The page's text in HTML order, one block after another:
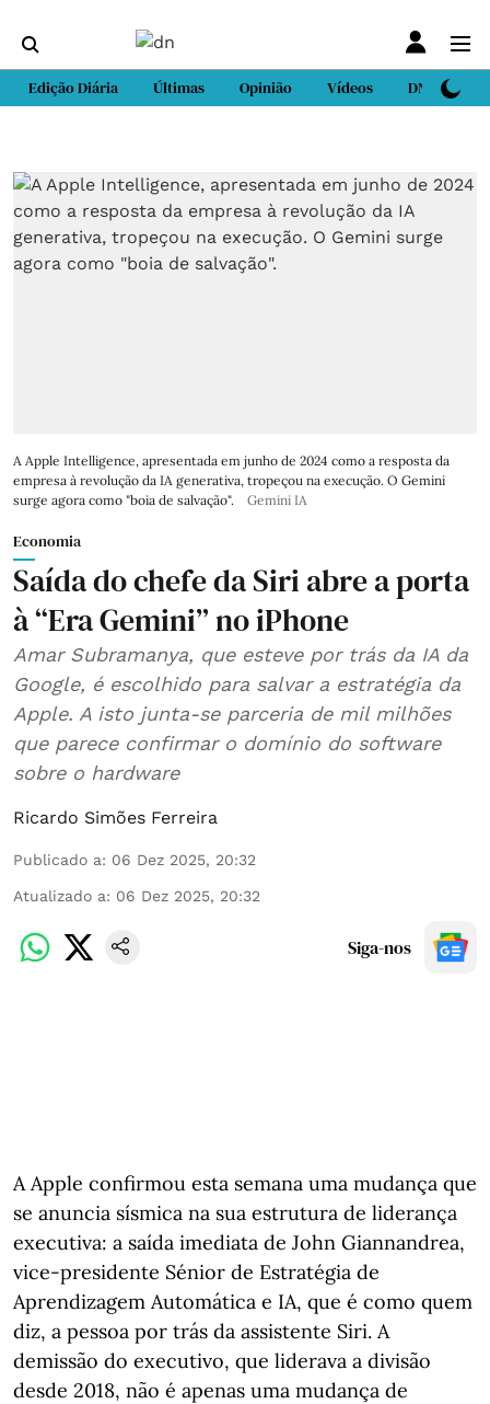
Edição Diária Últimas Opinião Vídeos DN Sport
A Apple Intelligence, apresentada em junho de 2024 como a resposta da
empresa à revolução da IA generativa, tropeçou na execução. O Gemini
surge agora como "boia de salvação".
Gemini IA
Economia
Saída do chefe da Siri abre a porta
à “Era Gemini” no iPhone
Amar Subramanya, que esteve por trás da IA da
Google, é escolhido para salvar a estratégia da
Apple. A isto junta-se parceria de mil milhões
que parece confirmar o domínio do software
sobre o hardware
Ricardo Simões Ferreira
Publicado a: 06 Dez 2025, 20:32
Atualizado a: 06 Dez 2025, 20:32
Siga-nos
A Apple confirmou esta semana uma mudança que
se anuncia sísmica na sua estrutura de liderança
executiva: a saída imediata de John Giannandrea,
vice-presidente Sénior de Estratégia de
Aprendizagem Automática e IA, que é como quem
diz, a pessoa por trás da assistente Siri. A
demissão do executivo, que liderava a divisão
desde 2018, não é apenas uma mudança de